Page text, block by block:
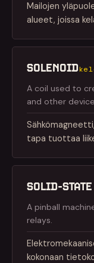
Mailojen
alueet, joissa
SOLENOID
A coil used to
and other
tapa tuottaa
SOLID-
A pinball
relays.
kokonaan